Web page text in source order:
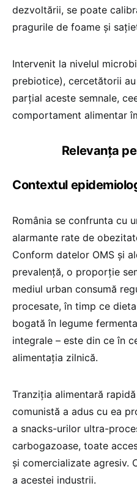
dezvoltării, se poate
pragurile de foame și
Intervenit la nivelul
prebiotice), cercetătorii
parțial aceste semnale,
comportament alimentar
Relevanța
Contextul
România se confrunta cu
alarmante rate de
Conform datelor OMS și
prevalență, o proporție
mediul urban consumă
procesate, în timp ce
bogată în legume
integrale – este din ce în
alimentația zilnică.
Tranziția alimentară
comunistă a adus cu ea
a snacks-urilor ultra-
carbogazoase, toate
și comercializate agresiv.
a acestei industrii.